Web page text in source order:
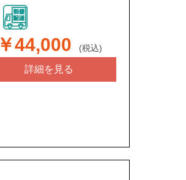
￥44,000 (税込)
詳細を見る